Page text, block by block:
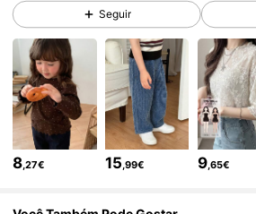
4,86 6.6M Seguidores
6.6M Seguidores
4,86 6.6M Seguidores
Seguir
8,27€ 15,99€ 9,65€